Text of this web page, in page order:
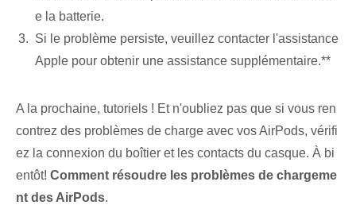
e la batterie.
Si le problème persiste, veuillez contacter l'assistance
Apple pour obtenir une assistance supplémentaire.**
A la prochaine, tutoriels ! Et n'oubliez pas que si vous ren
contrez des problèmes de charge avec vos AirPods, vérifi
ez la connexion du boîtier et les contacts du casque. À bi
entôt! Comment résoudre les problèmes de chargeme
nt des AirPods.